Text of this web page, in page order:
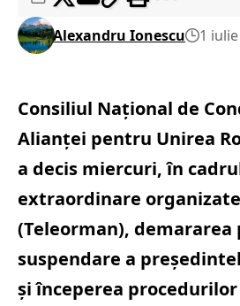
Alexandru Ionescu 1
Consiliul Naţional de
Alianţei pentru Unirea
a decis miercuri, în
extraordinare
(Teleorman), demararea
suspendare a
şi începerea